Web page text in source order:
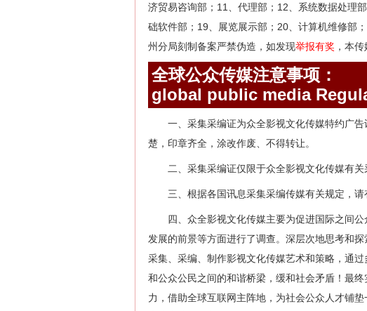
济贸易咨询部；11、代理部；12、系统数据处理
础软件部；19、展览展示部；20、计算机维修部；
州分局刻制备案严禁伪造，如发现举报有奖 ，本
全球公众传媒注意事项：
global public media
一、采集采编证为众全影视文化传媒特约广
楚，印章齐全，涂改作废、不得转让。
二、采集采编证仅限于众全影视文化传媒有
三、根据各国讯息采集采编传媒有关规定，
四、众全影视文化传媒主要为促进国际之间
发展的前景等方面进行了调查。深层次地思考和
采集、采编、制作影视文化传媒艺术和策略，通
和公众公民之间的和谐桥梁，缓和社会矛盾！最
力，借助全球互联网主阵地，为社会公众人才铺